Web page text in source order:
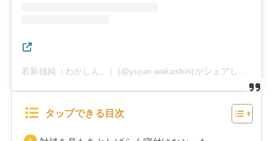
若新雄純（わかしん。）(@yujun.wakashin)がシェアした投稿
タップできる目次